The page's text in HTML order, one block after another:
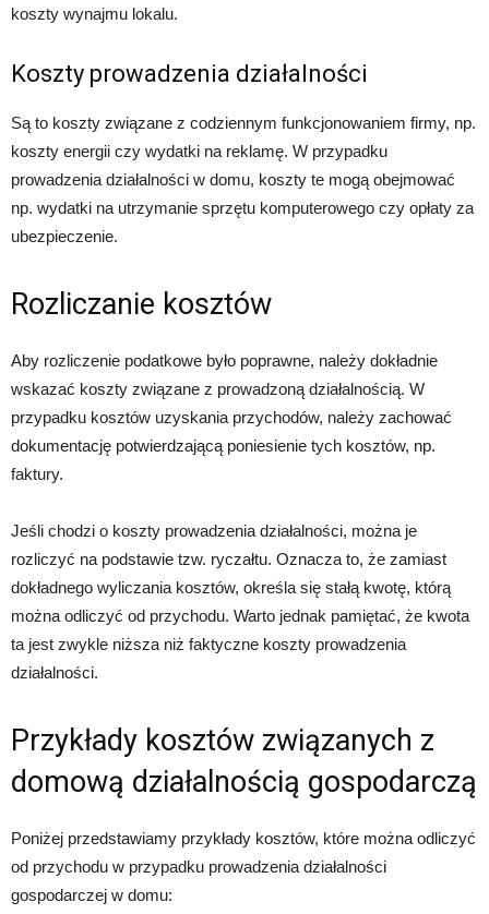
koszty wynajmu lokalu.
Koszty prowadzenia działalności
Są to koszty związane z codziennym funkcjonowaniem firmy, np.
koszty energii czy wydatki na reklamę. W przypadku
prowadzenia działalności w domu, koszty te mogą obejmować
np. wydatki na utrzymanie sprzętu komputerowego czy opłaty za
ubezpieczenie.
Rozliczanie kosztów
Aby rozliczenie podatkowe było poprawne, należy dokładnie
wskazać koszty związane z prowadzoną działalnością. W
przypadku kosztów uzyskania przychodów, należy zachować
dokumentację potwierdzającą poniesienie tych kosztów, np.
faktury.
Jeśli chodzi o koszty prowadzenia działalności, można je
rozliczyć na podstawie tzw. ryczałtu. Oznacza to, że zamiast
dokładnego wyliczania kosztów, określa się stałą kwotę, którą
można odliczyć od przychodu. Warto jednak pamiętać, że kwota
ta jest zwykle niższa niż faktyczne koszty prowadzenia
działalności.
Przykłady kosztów związanych z
domową działalnością gospodarczą
Poniżej przedstawiamy przykłady kosztów, które można odliczyć
od przychodu w przypadku prowadzenia działalności
gospodarczej w domu: